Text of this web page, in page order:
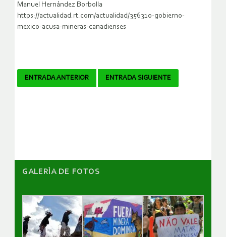
Manuel Hernández Borbolla
https://actualidad.rt.com/actualidad/356310-gobierno-
mexico-acusa-mineras-canadienses
Navegador
ENTRADA ANTERIOR ENTRADA SIGUIENTE
GALERÌA DE FOTOS